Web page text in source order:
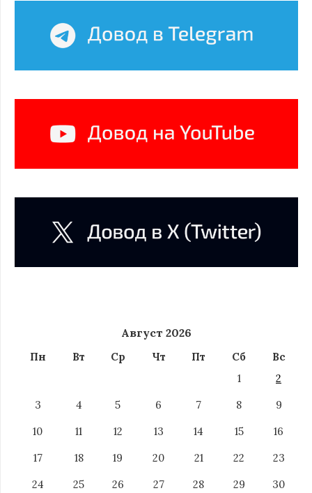
Август 2026
Пн Вт Ср Чт Пт Сб
Вс
1
2
3
4 5 6 7 8
9
10
11 12 13 14 15
16
17
18 19 20 21 22
23
24
25 26 27 28 29
30